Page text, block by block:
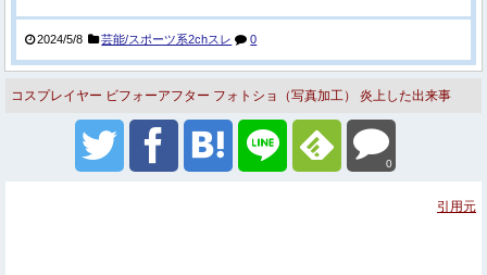
2024/5/8 芸能/スポーツ系2chスレ 0
コスプレイヤー ビフォーアフター フォトショ（写真加工）
炎上した出来事
衝撃の事実
0
引用元